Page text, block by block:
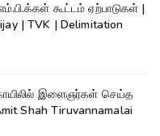
கூட்டம் ஏற்பாடுகள் |
| TVK | Delimitation
இளைஞர்கள் செய்த
Shah Tiruvannamalai